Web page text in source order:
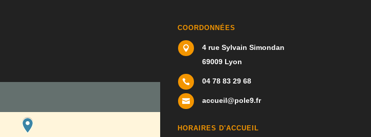
COORDONNÉES

4 rue Sylvain Simondan
69009 Lyon
 04 78 83 29 68
 accueil@pole9.fr
HORAIRES D'ACCUEIL